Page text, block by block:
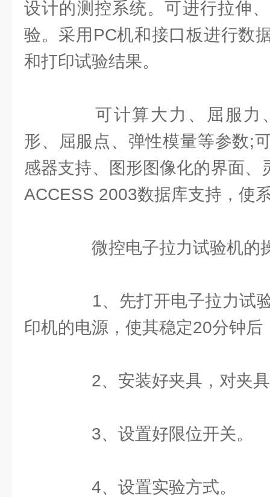
设计的测控系统。可进行拉伸
验。采用PC机和接口板进行数
和打印试验结果。
可计算大力、屈服力
形、屈服点、弹性模量等参数;
感器支持、图形图像化的界面、
ACCESS 2003数据库支持，使
微控电子拉力试验机的
1、先打开电子拉力试验
印机的电源，使其稳定20分钟后
2、安装好夹具，对夹具
3、设置好限位开关。
4、设置实验方式。